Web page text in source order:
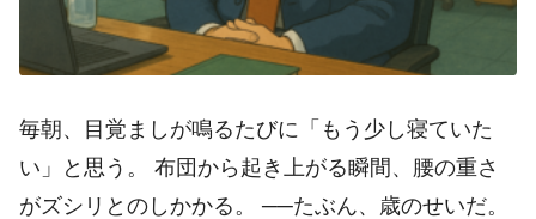
毎朝、目覚ましが鳴るたびに「もう少し寝ていた
い」と思う。 布団から起き上がる瞬間、腰の重さ
がズシリとのしかかる。 ──たぶん、歳のせいだ。